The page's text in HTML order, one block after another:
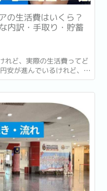
の生活費はいくら？
内訳・手取り・貯蓄
れど、実際の生活費ってど
安が進んでいるけれど、現
娯楽を楽しめるのかな…」
、最も気になるのが「リア